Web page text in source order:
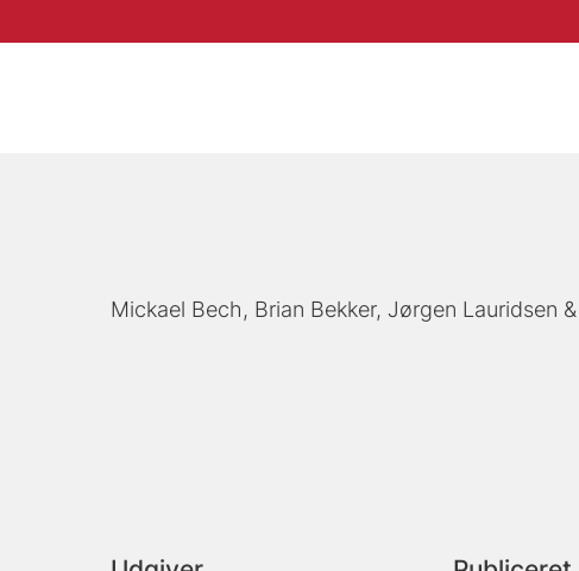
Mickael Bech Brian Bekker Jørgen Lauridsen